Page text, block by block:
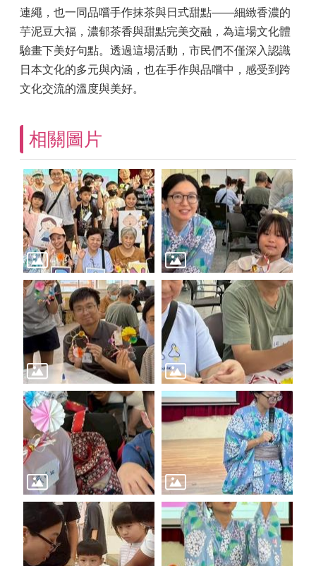
連繩，也一同品嚐手作抹茶與日式甜點——細緻香濃的
芋泥豆大福，濃郁茶香與甜點完美交融，為這場文化體
驗畫下美好句點。透過這場活動，市民們不僅深入認識
日本文化的多元與內涵，也在手作與品嚐中，感受到跨
文化交流的溫度與美好。
相關圖片